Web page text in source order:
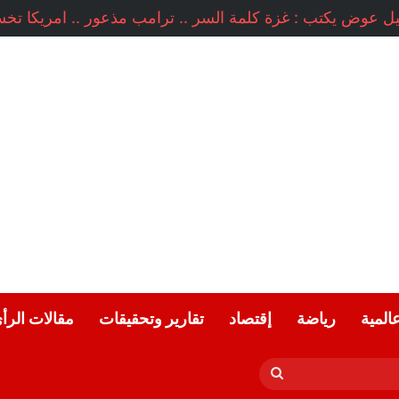
رياضة إقتصاد تقارير وتحقيقات مقالات
بحث